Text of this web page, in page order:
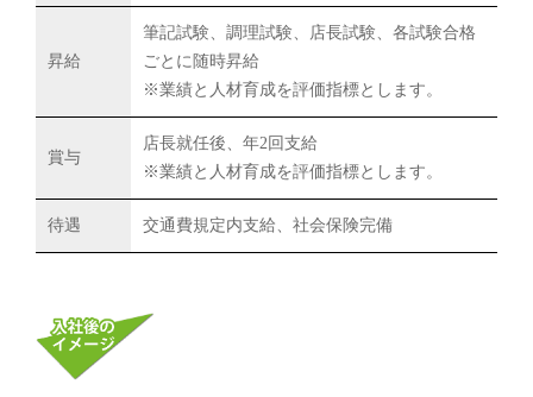
昇給
筆記試験、調理試験、店長試験、各試験合格
ごとに随時昇給
※業績と人材育成を評価指標とします。
賞与
店長就任後、年2回支給
※業績と人材育成を評価指標とします。
待遇 交通費規定内支給、社会保険完備